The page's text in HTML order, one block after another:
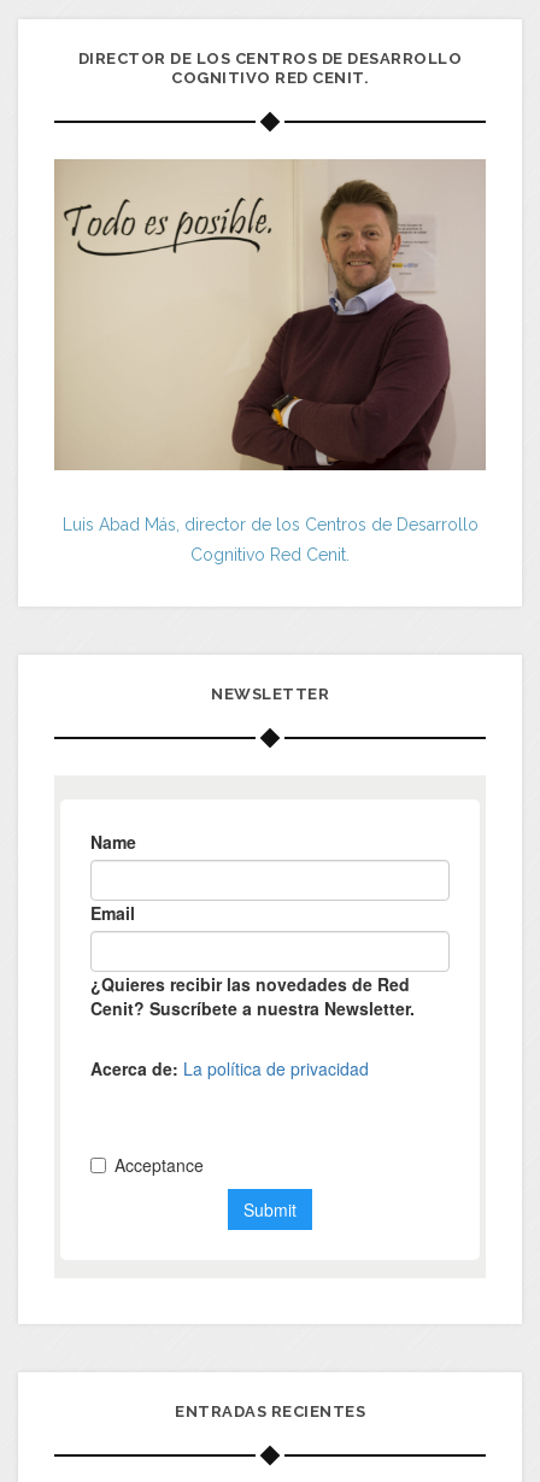
DIRECTOR DE LOS CENTROS DE DESARROLLO
COGNITIVO RED CENIT.
Luis Abad Más, director de los Centros de Desarrollo
Cognitivo Red Cenit.
NEWSLETTER
ENTRADAS RECIENTES